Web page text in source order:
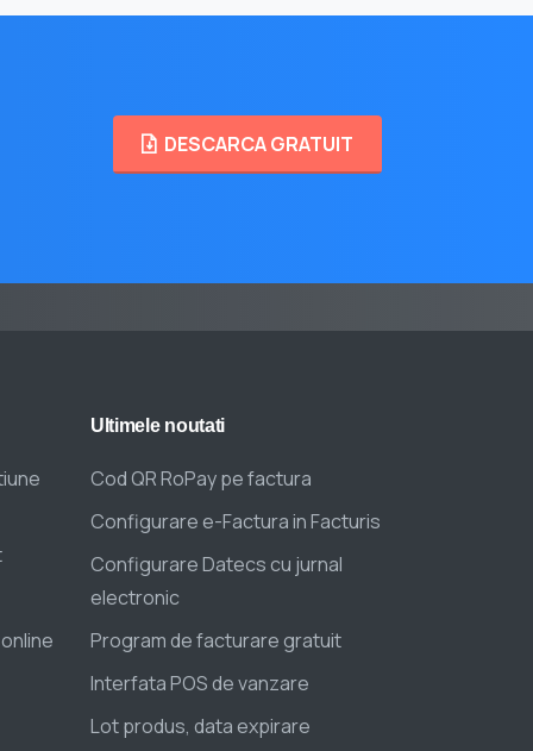
DESCARCA GRATUIT
Ultimele noutati
Cod QR RoPay pe factura
Configurare e-Factura in Facturis
Configurare Datecs cu jurnal
electronic
Program de facturare gratuit
Interfata POS de vanzare
Lot produs, data expirare